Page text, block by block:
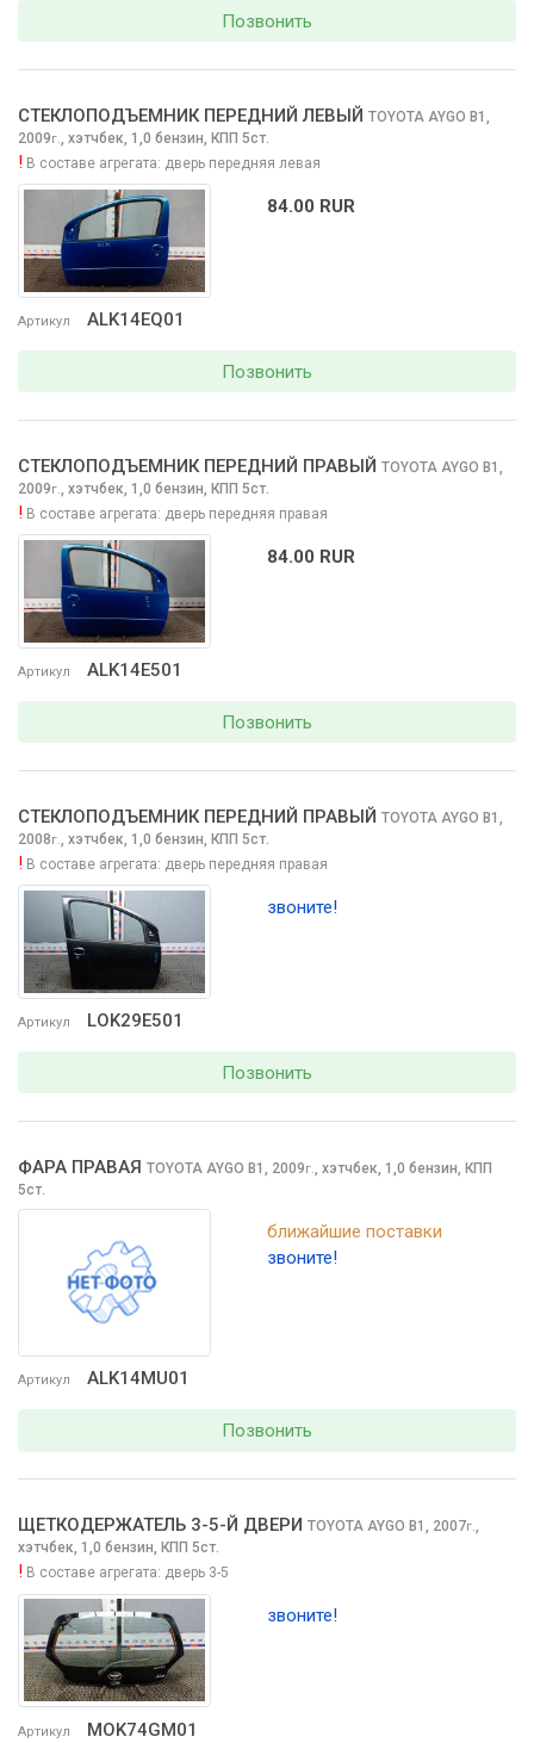
Позвонить
Артикул ALK14EQ01
СТЕКЛОПОДЪЕМНИК ПЕРЕДНИЙ ЛЕВЫЙ TOYOTA AYGO B1,
2009г. хэтчбек, 1,0 бензин, КПП 5ст.
! В составе агрегата: дверь передняя левая
84.00 RUR
Позвонить
Артикул ALK14E501
СТЕКЛОПОДЪЕМНИК ПЕРЕДНИЙ ПРАВЫЙ TOYOTA AYGO B1,
2009г., хэтчбек, 1,0 бензин, КПП 5ст.
! В составе агрегата: дверь передняя правая
84.00 RUR
Позвонить
Артикул LOK29E501
СТЕКЛОПОДЪЕМНИК ПЕРЕДНИЙ ПРАВЫЙ TOYOTA AYGO B1,
2008г., хэтчбек, 1,0 бензин, КПП 5ст.
! В составе агрегата: дверь передняя правая
звоните!
Позвонить
Артикул ALK14MU01
ФАРА ПРАВАЯ TOYOTA AYGO B1, 2009г., хэтчбек, 1,0 бензин, КПП
5ст.
ближайшие поставки
звоните!
Позвонить
Артикул MOK74GM01
ЩЕТКОДЕРЖАТЕЛЬ 3-5-Й ДВЕРИ TOYOTA AYGO B1, 2007г.,
хэтчбек, 1,0 бензин, КПП 5ст.
! В составе агрегата: дверь 3-5
звоните!